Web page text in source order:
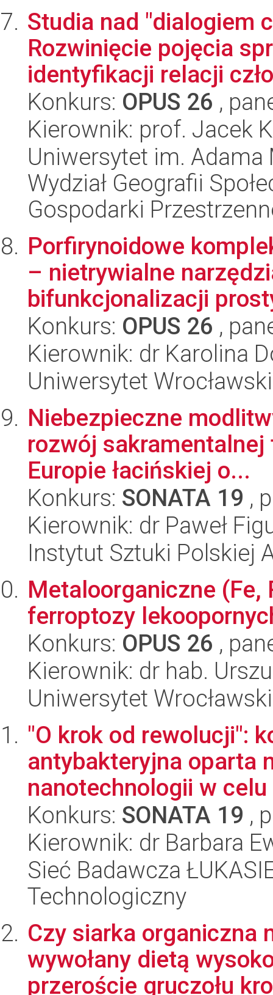
Studia nad "dialogiem
Rozwinięcie pojęcia
identyfikacji relacji
Konkurs: OPUS 26 ,
Kierownik: prof. Jacek
Uniwersytet im.
Wydział Geografii
Gospodarki
Porfirynoidowe
– nietrywialne
bifunkcjonalizacji
Konkurs: OPUS 26 ,
Kierownik: dr Karolina
Uniwersytet
Niebezpieczne
rozwój
Europie łacińskiej o...
Konkurs: SONATA 19 ,
Kierownik: dr Paweł
Instytut Sztuki Polskiej
Metaloorganiczne (Fe,
ferroptozy
Konkurs: OPUS 26 ,
Kierownik: dr hab.
Uniwersytet
"O krok od rewolucji":
antybakteryjna oparta
nanotechnologii w
Konkurs: SONATA 19 ,
Kierownik: dr Barbara
Sieć Badawcza
Technologiczny
Czy siarka organiczna
wywołany dietą
przeroście gruczołu